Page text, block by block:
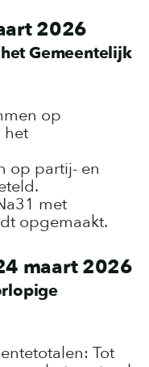
2026
Gemeentelijk
op
het
op partij- en
met
opgemaakt.
maart 2026
Tot